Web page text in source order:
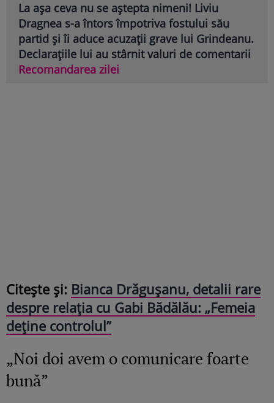
La așa ceva nu se aștepta nimeni! Liviu
Dragnea s-a întors împotriva fostului său
partid și îi aduce acuzații grave lui Grindeanu.
Declarațiile lui au stârnit valuri de comentarii
Recomandarea zilei
Citește și: Bianca Drăgușanu, detalii rare
despre relația cu Gabi Bădălău: „Femeia
deține controlul”
„Noi doi avem o comunicare foarte
bună”